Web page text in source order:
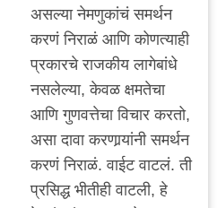
अजो१२३
असल्या नेमणुकांचं समर्थन
करणं निराळं आणि कोणत्याही
प्रकारचे राजकीय लागेबांधे
नसलेल्या, केवळ क्षमतेचा
आणि गुणवत्तेचा विचार करतो,
असा दावा करणार्‍यांनी समर्थन
करणं निराळं. वाईट वाटलं. ती
प्रसिद्ध भीतीही वाटली, हे